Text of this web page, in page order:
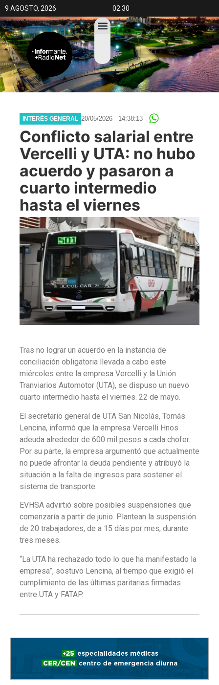
9 AGOSTO, 2026 02:30
INTERÉS GENERAL 20/05/2026 - 14:38:13
Conflicto salarial entre
Vercelli y UTA: no hubo
acuerdo y pasaron a
cuarto intermedio
hasta el viernes
Tras no lograr un acuerdo en la instancia de
conciliación obligatoria llevada a cabo este
miércoles entre la empresa Vercelli y la Unión
Tranviarios Automotor (UTA), se dispuso un nuevo
cuarto intermedio hasta el viernes. 22 de mayo.
El secretario general de UTA San Nicolás, Tomás
Lencina, informó que la empresa Vercelli Hnos
adeuda alrededor de 600 mil pesos a cada chofer.
Por su parte, la empresa argumentó que actualmente
no puede afrontar la deuda pendiente y atribuyó la
situación a la falta de ingresos para sostener el
sistema de transporte.
EVHSA advirtió sobre posibles suspensiones que
comenzaría a partir de junio. Plantean la suspensión
de 20 trabajadores, de a 15 días por mes, durante
tres meses.
“La UTA ha rechazado todo lo que ha manifestado la
empresa”, sostuvo Lencina, al tiempo que exigió el
cumplimiento de las últimas paritarias firmadas
entre UTA y FATAP.